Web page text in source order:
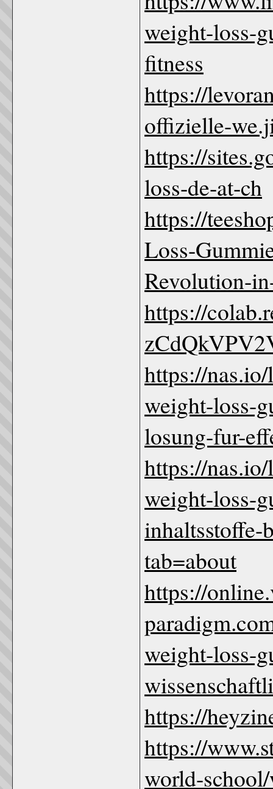
weight-loss-
fitness
https://
offizielle-
https://
loss-de-at-ch
https://
Loss-
Revolution-
https://
https://
weight-loss-
losung-fur-
https://
weight-loss-
inhaltsstoffe-
tab=about
https://
weight-loss-
https://
https://
world-